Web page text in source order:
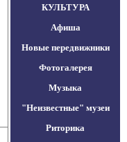
КУЛЬТУРА
Афиша
Новые передвижники
Фотогалерея
Музыка
"Неизвестные" музеи
Риторика